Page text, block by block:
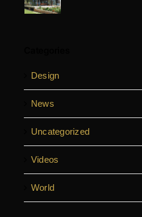
Design
News
Uncategorized
Videos
World